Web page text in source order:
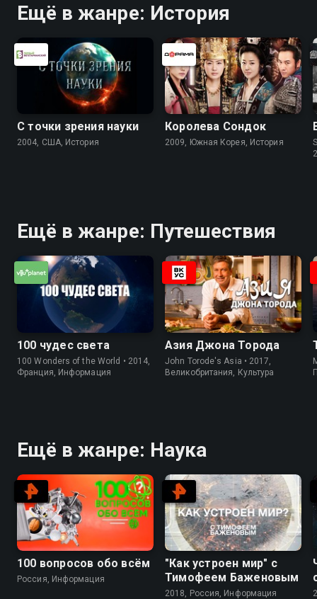
Ещё в жанре: История
С точки зрения науки
2004, США, История
Королева Сондок
2009, Южная Корея, История
Ещё в жанре: Путешествия
100 чудес света
100 Wonders of the World • 2014,
Франция, Информация
Азия Джона Торода
John Torode's Asia • 2017,
Великобритания, Культура
Ещё в жанре: Наука
100 вопросов обо всём
Россия, Информация
"Как устроен мир" с
Тимофеем Баженовым
2018, Россия, Информация